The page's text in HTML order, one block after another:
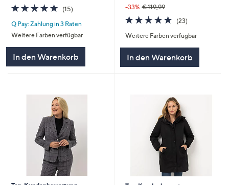
4.9
von
5
(15)15
Q Pay: Zahlung in 3 Raten
Weitere Farben verfügbar
In den Warenkorb
-33% € 119,99
4.9
von
5
(23)23
Weitere Farben verfügbar
In den Warenkorb